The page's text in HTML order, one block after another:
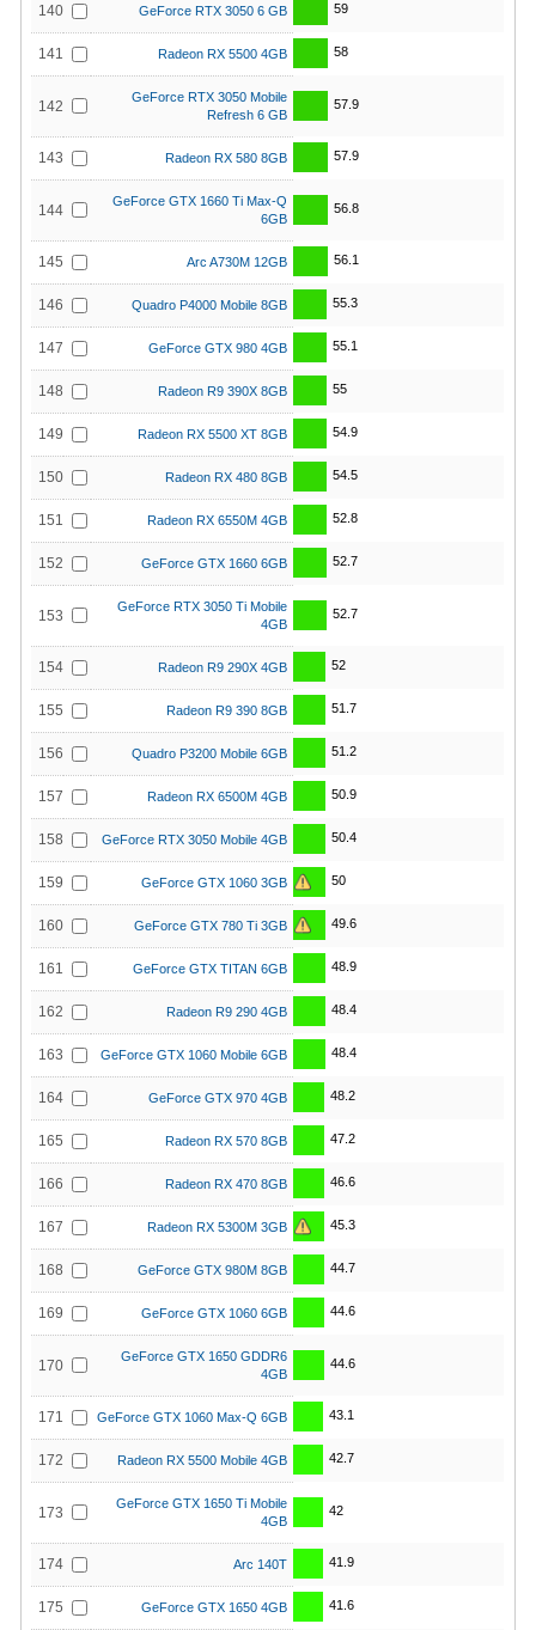
140 GeForce RTX 3050 6 GB 59
141 Radeon RX 5500 4GB 58
142
GeForce RTX 3050 Mobile
Refresh 6 GB
57.9
143 Radeon RX 580 8GB 57.9
144
GeForce GTX 1660 Ti Max-Q
6GB
56.8
145 Arc A730M 12GB 56.1
146 Quadro P4000 Mobile 8GB 55.3
147 GeForce GTX 980 4GB 55.1
148 Radeon R9 390X 8GB 55
149 Radeon RX 5500 XT 8GB 54.9
150 Radeon RX 480 8GB 54.5
151 Radeon RX 6550M 4GB 52.8
152 GeForce GTX 1660 6GB 52.7
153
GeForce RTX 3050 Ti Mobile
4GB
52.7
154 Radeon R9 290X 4GB 52
155 Radeon R9 390 8GB 51.7
156 Quadro P3200 Mobile 6GB 51.2
157 Radeon RX 6500M 4GB 50.9
158 GeForce RTX 3050 Mobile 4GB 50.4
159 GeForce GTX 1060 3GB 50
160 GeForce GTX 780 Ti 3GB 49.6
161 GeForce GTX TITAN 6GB 48.9
162 Radeon R9 290 4GB 48.4
163 GeForce GTX 1060 Mobile 6GB 48.4
164 GeForce GTX 970 4GB 48.2
165 Radeon RX 570 8GB 47.2
166 Radeon RX 470 8GB 46.6
167 Radeon RX 5300M 3GB 45.3
168 GeForce GTX 980M 8GB 44.7
169 GeForce GTX 1060 6GB 44.6
170
GeForce GTX 1650 GDDR6
4GB
44.6
171 GeForce GTX 1060 Max-Q 6GB 43.1
172 Radeon RX 5500 Mobile 4GB 42.7
173
GeForce GTX 1650 Ti Mobile
4GB
42
174 Arc 140T 41.9
175 GeForce GTX 1650 4GB 41.6